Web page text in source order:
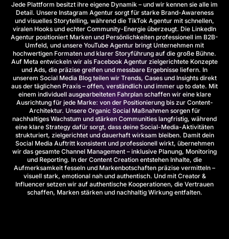
Jede Plattform besitzt ihre eigene Dynamik – und wir kennen sie alle im
Detail. Unsere Instagram Agentursorgt für starke Brand-Awareness
und visuelles Storytelling, während die TikTok Agentur mit schnellen,
viralen Hooks und echter Community-Energie überzeugt. Die LinkedIn
Agentur positioniert Marken und Persönlichkeiten professionell im B2B-
Umfeld, und unsere YouTube Agentur bringt Unternehmen mit
hochwertigen Formaten und klarer Storyführung auf die große Bühne.
Auf Meta entwickeln wir als Facebook Agentur zielgerichtete Konzepte
und Ads, die präzise greifen und messbare Ergebnisse liefern. In
unserem Social Media Blogteilen wir Trends, Cases und Insights direkt
aus der täglichen Praxis – offen, verständlich und immer up to date. Mit
einem individuell ausgearbeiteten Fahrplan schaffen wir eine klare
Ausrichtung für jede Marke: von der Positionierung bis zur Content-
Architektur. Unsere Organic SocialMaßnahmen sorgen für
nachhaltiges Wachstum und stärken Communities langfristig, während
eine klare Strategy dafür sorgt, dass deine Social-Media-Aktivitäten
strukturiert, zielgerichtet und dauerhaft wirksam bleiben. Damit dein
Social Media Auftritt konsistent und professionell wirkt, übernehmen
wir das gesamte Channel Management – inklusive Planung, Monitoring
und Reporting. In der Content Creation entstehen Inhalte, die
Aufmerksamkeit fesseln und Markenbotschaften präzise vermitteln –
visuell stark, emotional nah und authentisch. Und mit Creator &
Influencer setzen wir auf authentische Kooperationen, die Vertrauen
schaffen, Marken stärken und nachhaltig Wirkung entfalten.